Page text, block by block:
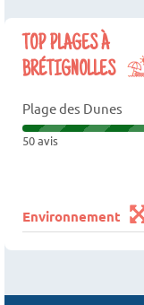
TOP PLAGES À
BRÉTIGNOLLES
Plage des Dunes
50 avis
Environnement